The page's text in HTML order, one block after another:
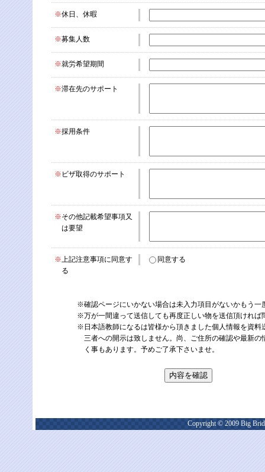
※休日、休暇
※募集人数
※就労希望期間
※滞在先のサポート
※採用条件
※ ビザ取得のサポート
※その他記載希望事項又
は要望
※上記注意事項に同意す
る
同意する
※確認ページにいかない場合は未入力項目がないかもう一
※万が一間違って送信しても再度正しい物を送信頂ければ
※日本語教師になるは皆様から頂きました個人情報を資料
三者への開示は致しません。尚、ご住所の確認や最新
く事もあります。予めご了承下さいませ。
Copyright © 2009 Big